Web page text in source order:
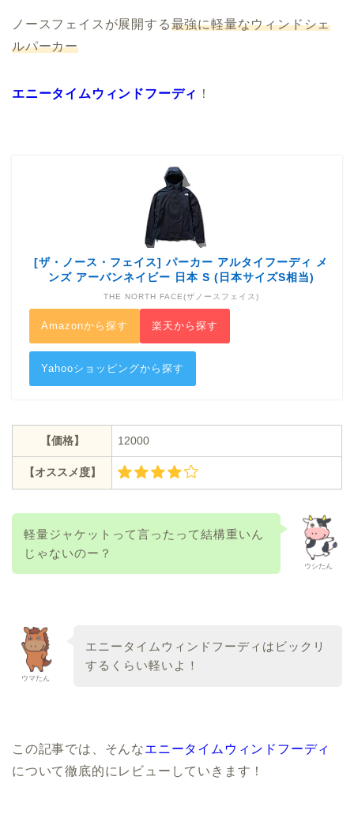
ノースフェイスが展開する最強に軽量なウィンドシェ
ルパーカー
エニータイムウィンドフーディ ！
[ザ・ノース・フェイス] パーカー アルタイフーディ メ
ンズ アーバンネイビー 日本 S (日本サイズS相当)
THE NORTH FACE(ザノースフェイス)
Amazonから探す 楽天から探す
Yahooショッピングから探す
【価格】 12000
【オススメ度】
ウシたん
軽量ジャケットって言ったって結構重いん
じゃないのー？
ウマたん
エニータイムウィンドフーディはビックリ
するくらい軽いよ！
この記事では、そんなエニータイムウィンドフーディ
について徹底的にレビューしていきます！